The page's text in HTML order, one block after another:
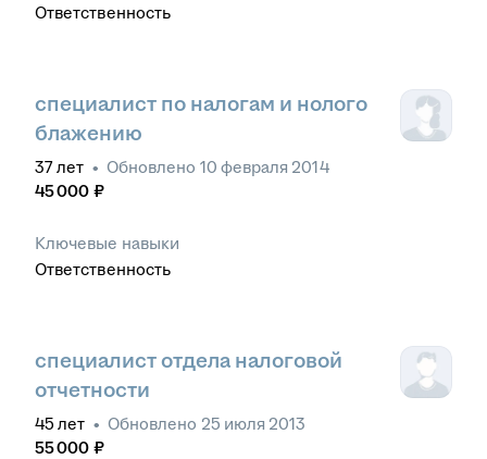
Ответственность
специалист по налогам и нолого
блажению
37лет • Обновлено 10 февраля 2014
45 000 ₽
Ключевые навыки
Ответственность
специалист отдела налоговой
отчетности
45 лет • Обновлено 25 июля 2013
55 000 ₽